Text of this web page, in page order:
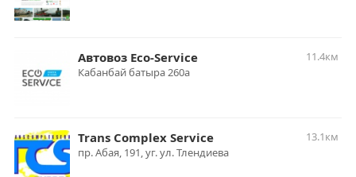
Автовоз Eco-Service
11.4км
Кабанбай батыра 260а
Trans Complex Service
13.1км
пр. Абая, 191, уг. ул. Тлендиева